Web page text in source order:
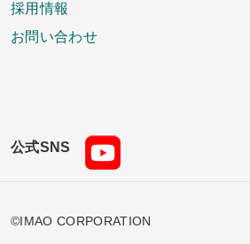
採用情報
お問い合わせ
公式SNS
©IMAO CORPORATION